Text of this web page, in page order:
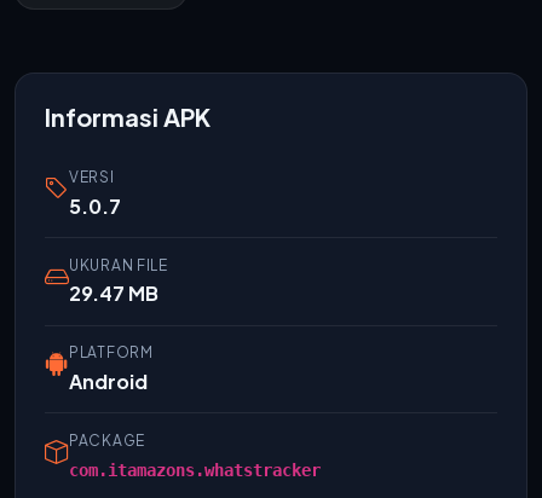
Informasi APK
VERSI
5.0.7
UKURAN FILE
29.47 MB
PLATFORM
Android
PACKAGE
com.itamazons.whatstracker